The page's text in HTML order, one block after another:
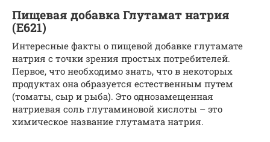
Пищевая добавка Глутамат натрия
(E621)
Интересные факты о пищевой добавке глутамате
натрия с точки зрения простых потребителей.
Первое, что необходимо знать, что в некоторых
продуктах она образуется естественным путем
(томаты, сыр и рыба). Это однозамещенная
натриевая соль глутаминовой кислоты – это
химическое название глутамата натрия.